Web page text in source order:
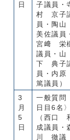
日
子議員・
村 京子
員・陶
美佐議員
宮﨑 栄
議員・山
下 典子
員・内
篤議員）
3
月
5
日
一般質問
日目6名〉
（西口
成議員・
川 徹議